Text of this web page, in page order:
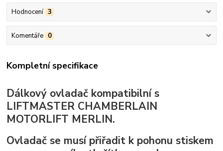
Hodnocení 3
Komentáře 0
Kompletní specifikace
Dálkový ovladač kompatibilní s
LIFTMASTER CHAMBERLAIN
MOTORLIFT MERLIN.
Ovladač se musí přiřadit k pohonu stiskem